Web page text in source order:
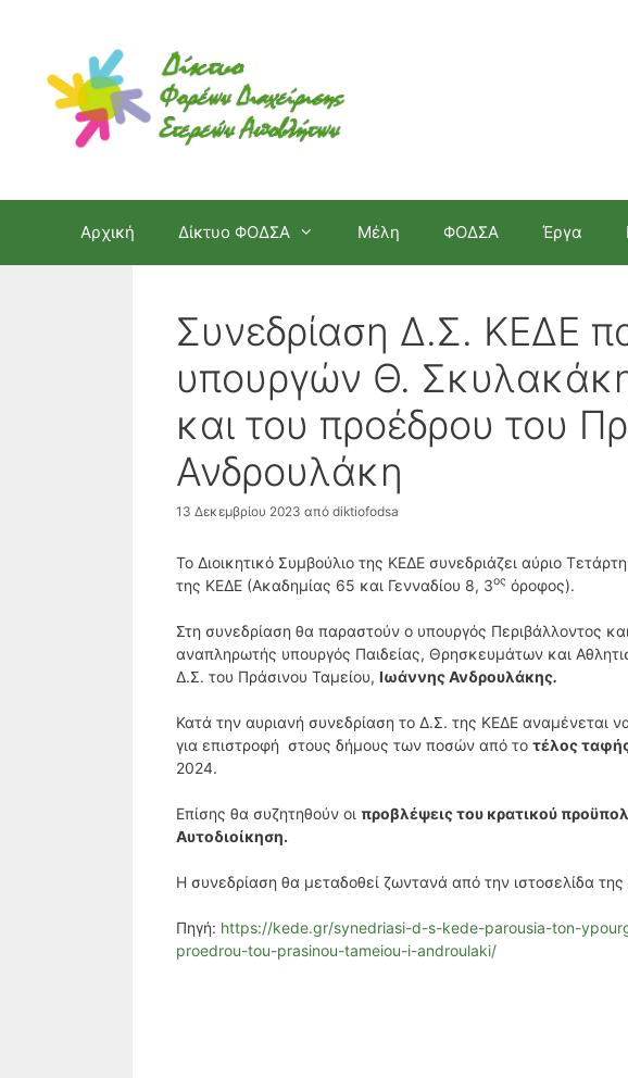
περιεχόμενο
Αρχική Δίκτυο ΦΟΔΣΑ Μέλη ΦΟΔΣΑ Έργα
Συνεδρίαση Δ.Σ. ΚΕΔΕ
υπουργών Θ.
και του προέδρου του
Ανδρουλάκη
13 Δεκεμβρίου 2023 από diktiofodsa
Το Διοικητικό Συμβούλιο της ΚΕΔΕ συνεδριάζει αύριο
της ΚΕΔΕ (Ακαδημίας 65 και Γενναδίου 8, 3ος όροφος).
Στη συνεδρίαση θα παραστούν ο υπουργός Περιβάλλοντος
αναπληρωτής υπουργός Παιδείας, Θρησκευμάτων και
Δ.Σ. του Πράσινου Ταμείου, Ιωάννης Ανδρουλάκης.
Κατά την αυριανή συνεδρίαση το Δ.Σ. της ΚΕΔΕ αναμένεται
για επιστροφή στους δήμους των ποσών από το τέλος
2024.
Επίσης θα συζητηθούν οι προβλέψεις του κρατικού
Αυτοδιοίκηση.
Η συνεδρίαση θα μεταδοθεί ζωντανά από την ιστοσελίδα
Πηγή: https://kede.gr/synedriasi-d-s-kede-parousia-ton-
proedrou-tou-prasinou-tameiou-i-androulaki/